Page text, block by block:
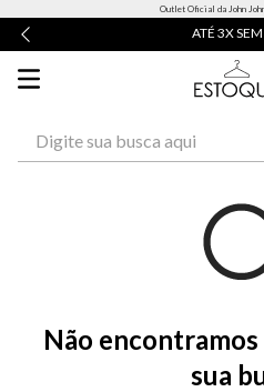
Outlet Oficial da John
ATÉ 3X
Não
sua